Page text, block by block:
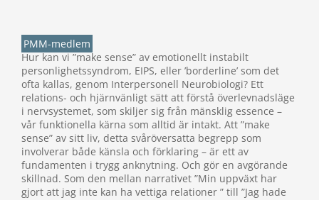
PMM-medlem
Hur kan vi ”make sense” av emotionellt instabilt
personlighetssyndrom, EIPS, eller ’borderline’ som det
ofta kallas, genom Interpersonell Neurobiologi? Ett
relations- och hjärnvänligt sätt att förstå överlevnadsläge
i nervsystemet, som skiljer sig från mänsklig essence –
vår funktionella kärna som alltid är intakt. Att ”make
sense” av sitt liv, detta svåröversatta begrepp som
involverar både känsla och förklaring – är ett av
fundamenten i trygg anknytning. Och gör en avgörande
skillnad. Som den mellan narrativet ”Min uppväxt har
gjort att jag inte kan ha vettiga relationer ” till ”Jag hade